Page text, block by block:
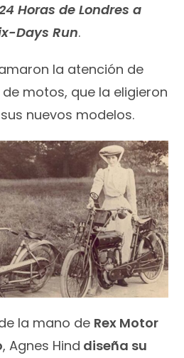
Horas de Londres a
Days Run.
la atención de
motos, que la eligieron
nuevos modelos.
la mano de Rex Motor
, Agnes Hind diseña su